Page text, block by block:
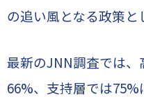
の追い風となる政策と
最新のJNN調査では
66%、支持層では